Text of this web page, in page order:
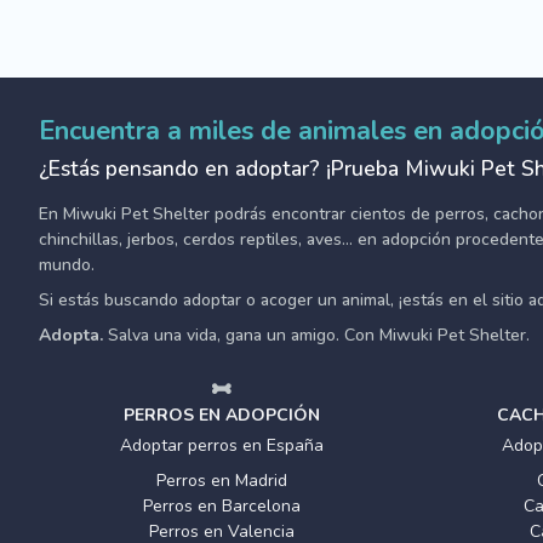
Encuentra a miles de animales en
¿Estás pensando en adoptar? ¡Prueba Miwuki Pet
En Miwuki Pet Shelter podrás encontrar cientos de perros,
chinchillas, jerbos, cerdos reptiles, aves... en adopción
mundo.
Si estás buscando adoptar o acoger un animal, ¡estás en el sitio
Adopta. Salva una vida, gana un amigo. Con Miwuki Pet Shelter.
PERROS EN ADOPCIÓN
Adoptar perros en España
Perros en Madrid
Perros en Barcelona
Perros en Valencia